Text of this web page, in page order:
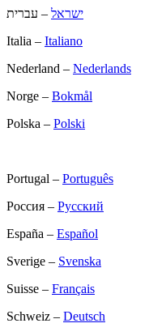
ישראל – עברית
Italia – Italiano
Nederland – Nederlands
Norge – Bokmål
Polska – Polski
Portugal – Português
Россия – Русский
España – Español
Sverige – Svenska
Suisse – Français
Schweiz – Deutsch